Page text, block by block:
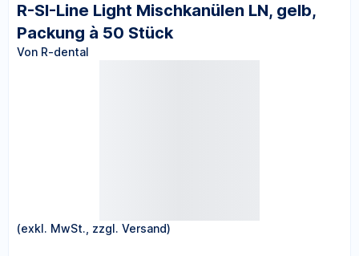
R-SI-Line Light Mischkanülen LN, gelb,
Packung à 50 Stück
Von R-dental
(exkl. MwSt., zzgl. Versand)